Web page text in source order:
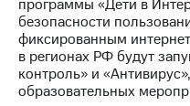
МТС
о технологиях
Достижения
программы «Дети в
безопасности
фиксированным
в регионах РФ будут
контроль» и
образовательных